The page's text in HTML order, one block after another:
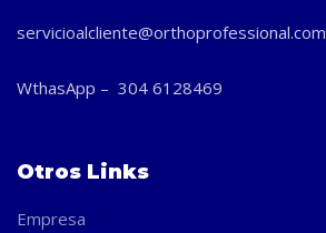
servicioalcliente@orthoprofessional.com
WthasApp – 304 6128469
Otros Links
Empresa